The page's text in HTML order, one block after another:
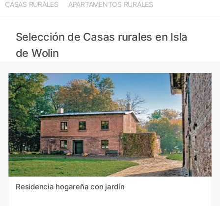
CASAS RURALES APARTAMENTOS RURALES
Selección de Casas rurales en Isla
de Wolin
Residencia hogareña con jardín